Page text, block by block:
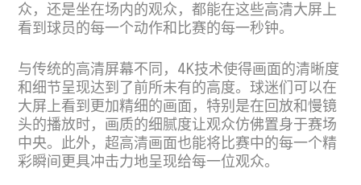
众，还是坐在场内的观众，都能在这些高清大屏上
看到球员的每一个动作和比赛的每一秒钟。
与传统的高清屏幕不同，4K技术使得画面的清晰度
和细节呈现达到了前所未有的高度。球迷们可以在
大屏上看到更加精细的画面，特别是在回放和慢镜
头的播放时，画质的细腻度让观众仿佛置身于赛场
中央。此外，超高清画面也能将比赛中的每一个精
彩瞬间更具冲击力地呈现给每一位观众。